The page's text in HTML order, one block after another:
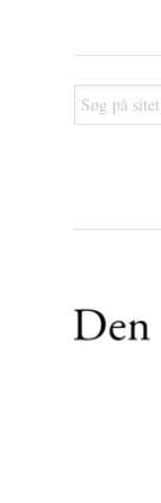
Søg
på